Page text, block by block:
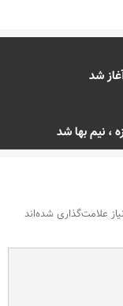
شد
علامت‌گذاری شده‌اند